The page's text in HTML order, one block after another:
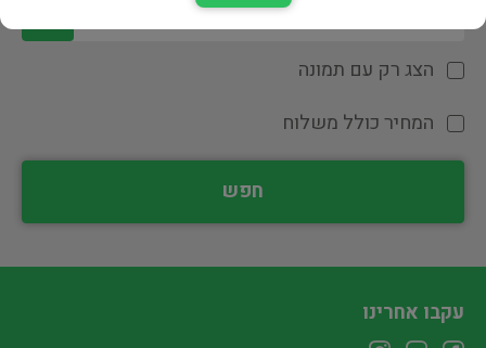
הצג רק עם תמונה
המחיר כולל משלוח
חפש
עקבו אחרינו